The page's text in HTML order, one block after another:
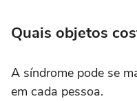
Quais objetos
A síndrome pode se
em cada pessoa.